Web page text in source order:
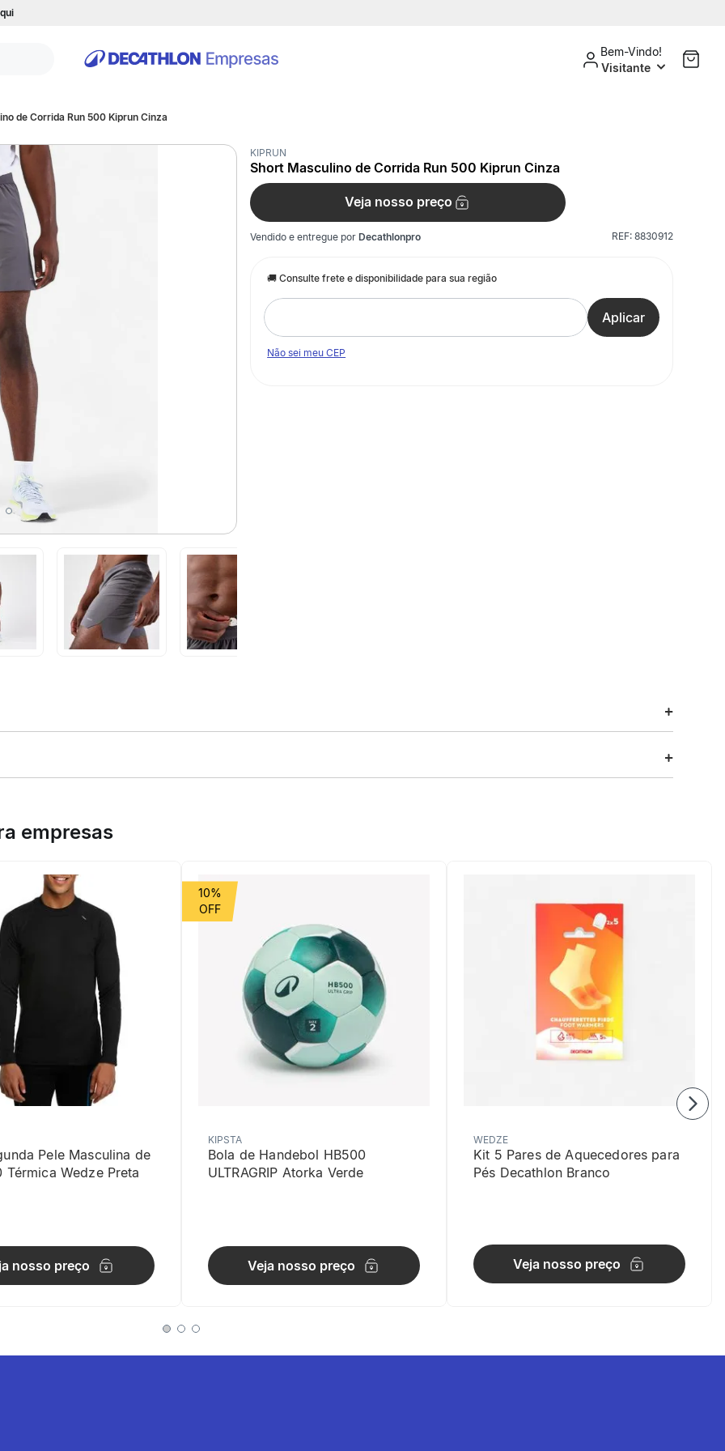
Bem-Vindo!
Visitante
de Corrida Run 500 Kiprun Cinza
KIPRUN
Short Masculino de Corrida Run 500 Kiprun Cinza
Veja nosso preço
Vendido e entregue porDecathlonpro REF: 8830912
Não sei meu CEP
ampliado para celular e um prático bolso interno para chaves.
empresas
Pele Masculina de
Térmica Wedze Preta
nosso preço
KIPSTA
Bola de Handebol HB500
ULTRAGRIP Atorka Verde
10%
Veja nosso preço
WEDZE
Kit 5 Pares de Aquecedores para
Pés Decathlon Branco
Veja nosso preço